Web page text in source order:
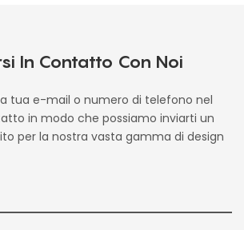
In Contatto Con Noi
tua e-mail o numero di telefono nel
in modo che possiamo inviarti un
per la nostra vasta gamma di design